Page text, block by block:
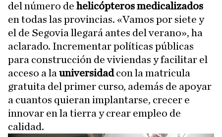
del número de helicópteros medicalizados
en todas las provincias. «Vamos por siete y
el de Segovia llegará antes del verano», ha
aclarado. Incrementar políticas públicas
para construcción de viviendas y facilitar el
acceso a la universidadcon la matricula
gratuita del primer curso, además de apoyar
a cuantos quieran implantarse, crecer e
innovar en la tierra y crear empleo de
calidad.